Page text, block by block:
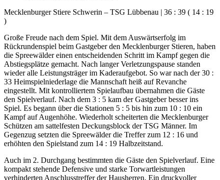
Mecklenburger Stiere Schwerin – TSG Lübbenau | 36 : 39 ( 14 : 19
)
Große Freude nach dem Spiel. Mit dem Auswärtserfolg im
Rückrundenspiel beim Gastgeber den Mecklenburger Stieren, haben
die Spreewälder einen entscheidenden Schritt im Kampf gegen die
Abstiegsplätze gemacht. Nach langer Verletzungspause standen
wieder alle Leistungsträger im Kaderaufgebot. So war nach der 30 :
33 Heimspielniederlage die Mannschaft heiß auf Revanche
eingestellt. Mit kontrolliertem Spielaufbau übernahmen die Gäste
den Spielverlauf. Nach dem 3 : 5 kam der Gastgeber besser ins
Spiel. Es begann über die Stationen 5 : 5 bis hin zum 10 : 10 ein
Kampf auf Augenhöhe. Wiederholt scheiterten die Mecklenburger
Schützen am sattelfesten Deckungsblock der TSG Männer. Im
Gegenzug setzten die Spreewälder die Treffer zum 12 : 16 und
erhöhten den Spielstand zum 14 : 19 Halbzeitstand.
Auch im 2. Durchgang bestimmten die Gäste den Spielverlauf. Eine
kompakt stehende Defensive und starke Torwartleistungen
verhinderten Anschlusstreffer der Hausherren. Ein druckvoller